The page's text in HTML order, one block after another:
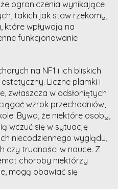
ograniczenia wynikające
takich jak staw rzekomy,
które wpływają na
funkcjonowanie
na NF1 i ich bliskich
Liczne plamki i
zwłaszcza w odsłoniętych
wzrok przechodniów,
Bywa, że niektóre osoby,
wczuć się w sytuację
niecodziennego wyglądu,
czy trudności w nauce. Z
choroby niektórzy
mogą obawiać się